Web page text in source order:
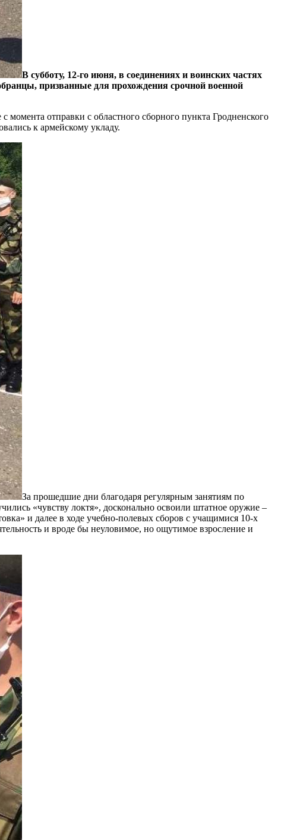
В субботу, 12-го июня, в соединениях и воинских частях
призванные для прохождения срочной военной
отправки с областного сборного пункта Гродненского
к армейскому укладу.
За прошедшие дни благодаря регулярным занятиям по
«чувству локтя», досконально освоили штатное оружие –
и далее в ходе учебно-полевых сборов с учащимися 10-х
и вроде бы неуловимое, но ощутимое взросление и